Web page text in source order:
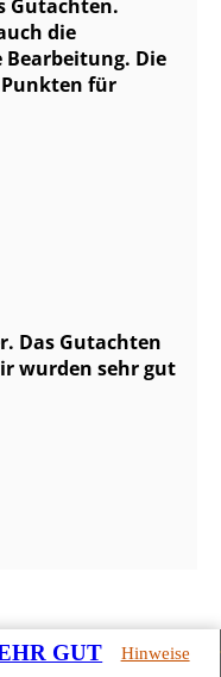
Gutachten.
die
Die
für
Das Gutachten
wurden sehr gut
GUT Hinweise